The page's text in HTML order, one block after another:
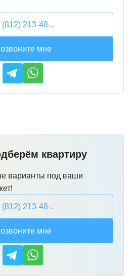
(812) 213-48-..
мне
квартиру
варианты под ваши
(812) 213-48-..
мне